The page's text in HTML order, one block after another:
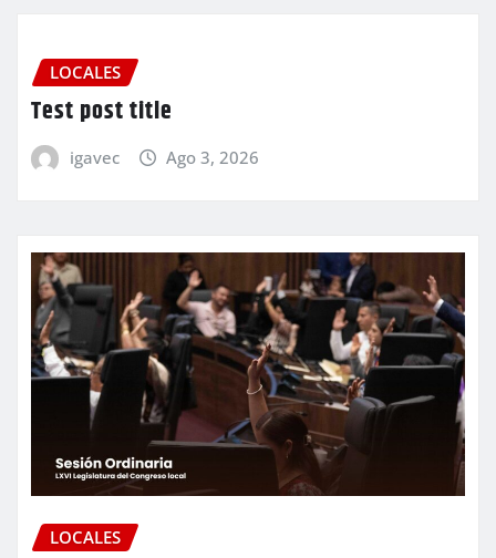
LOCALES
Test post title
igavec Ago 3, 2026
LOCALES